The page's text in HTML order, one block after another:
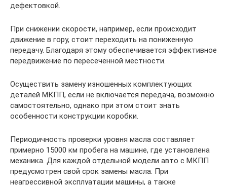
дефектовкой.
При снижении скорости, например, если происходит
движение в гору, стоит переходить на пониженную
передачу. Благодаря этому обеспечивается эффективное
передвижение по пересеченной местности.
Осуществить замену изношенных комплектующих
деталей МКПП, если не включается передача, возможно
самостоятельно, однако при этом стоит знать
особенности конструкции коробки.
Периодичность проверки уровня масла составляет
примерно 15000 км пробега на машине, где установлена
механика. Для каждой отдельной модели авто с МКПП
предусмотрен свой срок замены масла. При
неагрессивной эксплуатации машины, а также